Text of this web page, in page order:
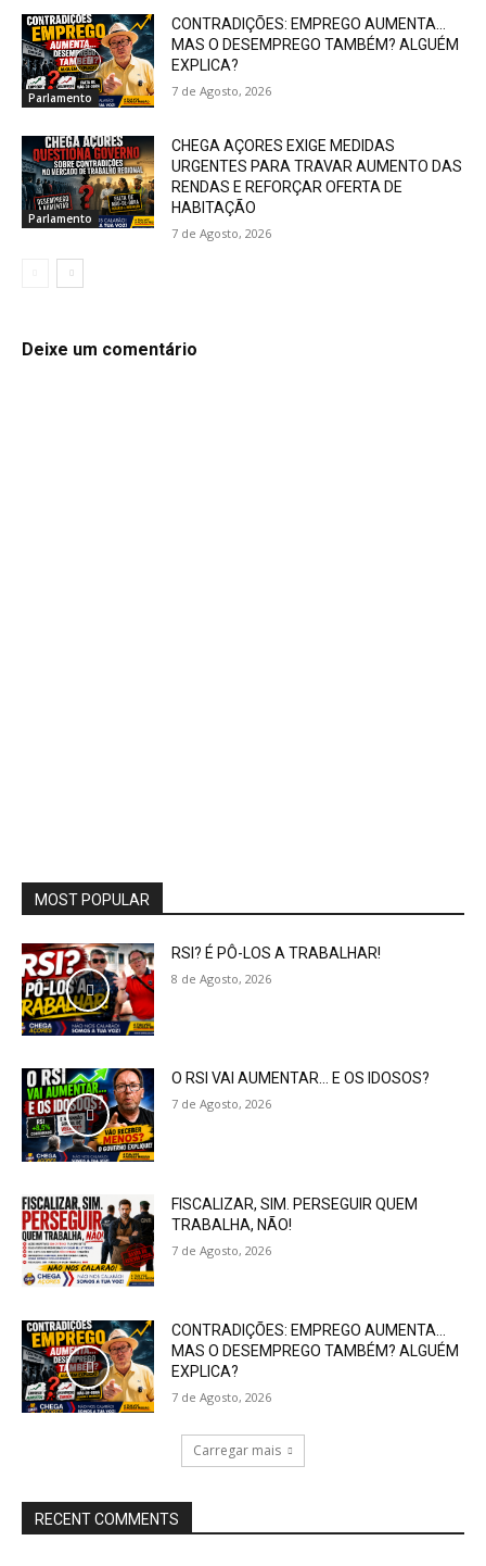
Parlamento
CONTRADIÇÕES: EMPREGO AUMENTA…
MAS O DESEMPREGO TAMBÉM? ALGUÉM
EXPLICA?
7 de Agosto, 2026
Parlamento
CHEGA AÇORES EXIGE MEDIDAS
URGENTES PARA TRAVAR AUMENTO DAS
RENDAS E REFORÇAR OFERTA DE
HABITAÇÃO
7 de Agosto, 2026
Deixe um comentário
MOST POPULAR
RSI? É PÔ-LOS A TRABALHAR!
8 de Agosto, 2026
O RSI VAI AUMENTAR… E OS IDOSOS?
7 de Agosto, 2026
FISCALIZAR, SIM. PERSEGUIR QUEM
TRABALHA, NÃO!
7 de Agosto, 2026
CONTRADIÇÕES: EMPREGO AUMENTA…
MAS O DESEMPREGO TAMBÉM? ALGUÉM
EXPLICA?
7 de Agosto, 2026
Carregar mais
RECENT COMMENTS